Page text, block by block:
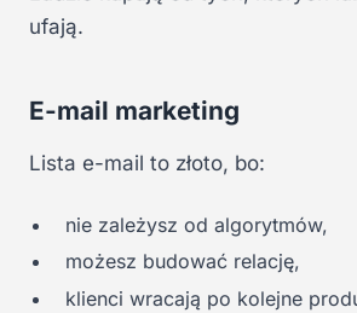
ufają.
E-mail marketing
Lista e-mail to złoto, bo:
nie zależysz od algorytmów,
możesz budować relację,
klienci wracają po kolejne